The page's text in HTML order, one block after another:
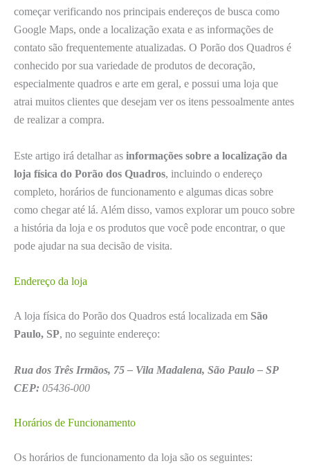
começar verificando nos principais endereços de busca como
Google Maps, onde a localização exata e as informações de
contato são frequentemente atualizadas. O Porão dos Quadros é
conhecido por sua variedade de produtos de decoração,
especialmente quadros e arte em geral, e possui uma loja que
atrai muitos clientes que desejam ver os itens pessoalmente antes
de realizar a compra.
Este artigo irá detalhar as informações sobre a localização da
loja física do Porão dos Quadros, incluindo o endereço
completo, horários de funcionamento e algumas dicas sobre
como chegar até lá. Além disso, vamos explorar um pouco sobre
a história da loja e os produtos que você pode encontrar, o que
pode ajudar na sua decisão de visita.
Endereço da loja
A loja física do Porão dos Quadros está localizada em São
Paulo, SP, no seguinte endereço:
Rua dos Três Irmãos, 75 – Vila Madalena, São Paulo – SP
CEP: 05436-000
Horários de Funcionamento
Os horários de funcionamento da loja são os seguintes: